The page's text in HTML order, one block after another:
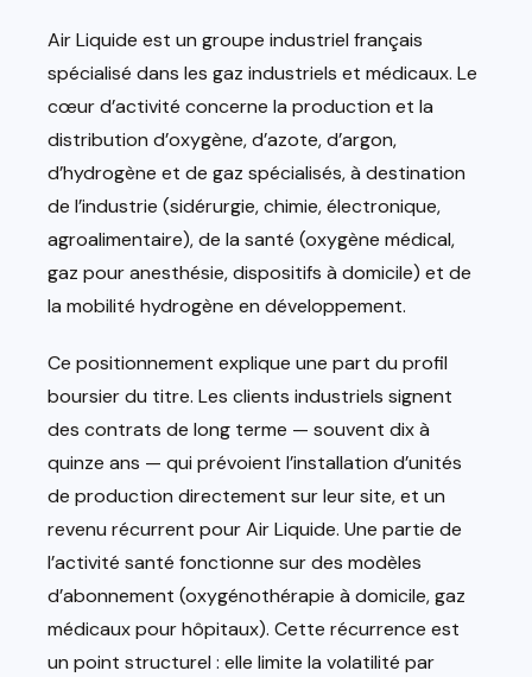
Air Liquide est un groupe industriel français
spécialisé dans les gaz industriels et médicaux. Le
cœur d’activité concerne la production et la
distribution d’oxygène, d’azote, d’argon,
d’hydrogène et de gaz spécialisés, à destination
de l’industrie (sidérurgie, chimie, électronique,
agroalimentaire), de la santé (oxygène médical,
gaz pour anesthésie, dispositifs à domicile) et de
la mobilité hydrogène en développement.
Ce positionnement explique une part du profil
boursier du titre. Les clients industriels signent
des contrats de long terme — souvent dix à
quinze ans — qui prévoient l’installation d’unités
de production directement sur leur site, et un
revenu récurrent pour Air Liquide. Une partie de
l’activité santé fonctionne sur des modèles
d’abonnement (oxygénothérapie à domicile, gaz
médicaux pour hôpitaux). Cette récurrence est
un point structurel : elle limite la volatilité par